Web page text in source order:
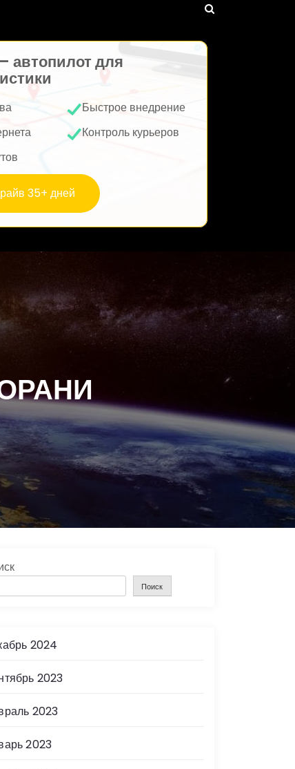
для
Быстрое внедрение
Контроль курьеров
35+ дней
Поиск
2024
2023
2023
2023